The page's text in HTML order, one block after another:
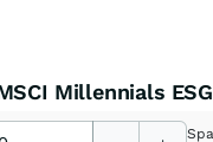
Millennials